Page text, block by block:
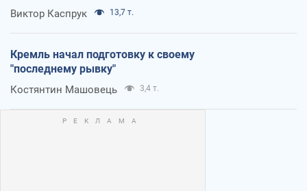
Виктор Каспрук 13,7 т.
Кремль начал подготовку к своему
"последнему рывку"
Костянтин Машовець 3,4 т.